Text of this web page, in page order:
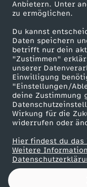
Anbietern. Unter
zu ermöglichen.
Du kannst
Daten speichern
betrifft nur dein
"Zustimmen"
unserer
Einwilligung
"Einstellungen/
deine Zustimmung
Wirkung für die
widerrufen oder
Hier findest du das
Weitere
c
h
e
n
P
r
o
Karriere
ZDF goes Schule
Werbefernsehen
Mainzelmännchen
Partner